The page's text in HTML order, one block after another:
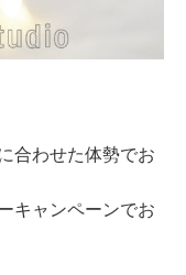
合わせた体勢でお
キャンペーンでお